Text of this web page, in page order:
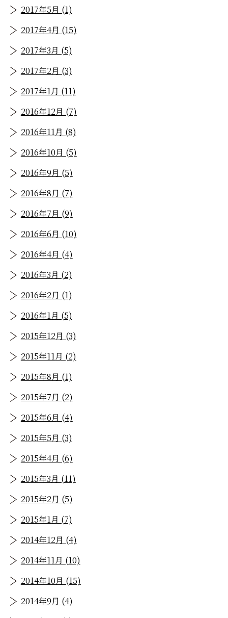
2017年5月 (1)
2017年4月 (15)
2017年3月 (5)
2017年2月 (3)
2017年1月 (11)
2016年12月 (7)
2016年11月 (8)
2016年10月 (5)
2016年9月 (5)
2016年8月 (7)
2016年7月 (9)
2016年6月 (10)
2016年4月 (4)
2016年3月 (2)
2016年2月 (1)
2016年1月 (5)
2015年12月 (3)
2015年11月 (2)
2015年8月 (1)
2015年7月 (2)
2015年6月 (4)
2015年5月 (3)
2015年4月 (6)
2015年3月 (11)
2015年2月 (5)
2015年1月 (7)
2014年12月 (4)
2014年11月 (10)
2014年10月 (15)
2014年9月 (4)